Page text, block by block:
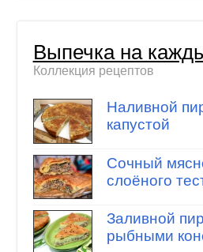
Выпечка на
Коллекция рецептов
Наливной
капустой
Сочный
слоёного
Заливной
рыбными